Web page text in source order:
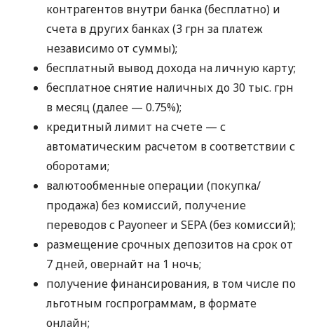
контрагентов внутри банка (бесплатно) и
счета в других банках (3 грн за платеж
независимо от суммы);
бесплатный вывод дохода на личную карту;
бесплатное снятие наличных до 30 тыс. грн
в месяц (далее — 0.75%);
кредитный лимит на счете — с
автоматическим расчетом в соответствии с
оборотами;
валютообменные операции (покупка/
продажа) без комиссий, получение
переводов с Payoneer и SEPA (без комиссий);
размещение срочных депозитов на срок от
7 дней, овернайт на 1 ночь;
получение финансирования, в том числе по
льготным госпрограммам, в формате
онлайн;